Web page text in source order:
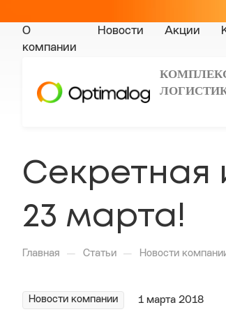
О
компании
Новости Акции
Секретная
23 марта!
Главная — Статьи — Новости
Новости компании 1 марта 2018